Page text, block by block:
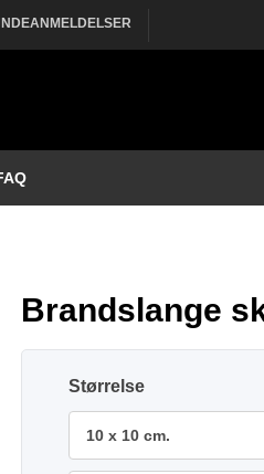
Brandslange
Størrelse
10 x 10 cm.